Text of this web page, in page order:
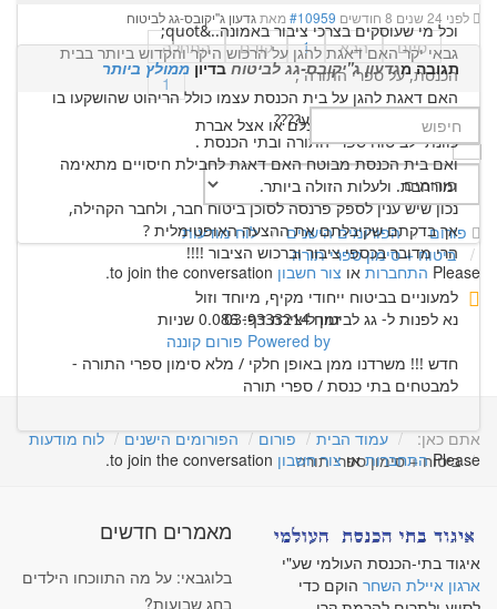
וכל מי שעוסקים בצרכי ציבור באמונה..&quot;
גבאי יקר האם דאגת להגן על הרכוש היקר והקדוש ביותר בבית
הכנסת, על ספרי התורה ,
האם דאגת להגן על בית הכנסת עצמו כולל הריהוט שהושקעו בו
דמים רבים תרתי משמע????
כוונתי לביטוח ספרי התורה ובתי הכנסת .
ואם בית הכנסת מבוטח האם דאגת לחבילת חיסויים מתאימה
ומורחבת. ולעלות הזולה ביותר.
נכון שיש ענין לספק פרנסה לסוכן ביטוח חבר, ולחבר הקהילה,
אך בדקתם שקיבלתם את ההצעה האופטימלית ?
הרי מדובר בכספי ציבור וברכוש הציבור !!!!
למעוניים בביטוח ייחודי מקיף, מיוחד וזול
נא לפנות ל- גג לביטוח 03-9333214
חדש !!! משרדנו ממן באופן חלקי / מלא סימון ספרי התורה -
למבטחים בתי כנסת / ספרי תורה
Please התחברותאוצור חשבון
לפני 24 שנים 8 חודשים #10959מאתגדעון ג''יקובס-גג לביטוח
תגובה מגדעון ג''יקובס-גג לביטוח בדיון ממולץ ביותר
אל תוותרו על ביטוח אצלם או אצל אברת
Please התחברות או צור חשבון
התחלה קודם 1 הבא
סיום
1
פורום הפורומים הישנים
לוח מודעות
ביטוח + סימון ספרי תורה
זמן ליצירת דף: 0.086 שניות
Powered by פורום קוננה
אתם כאן: עמוד הבית פורום הפורומים הישנים
לוח מודעות
ביטוח + סימון ספרי תורה
איגוד בתי-הכנסת העולמי שע"י
ארגון איילת השחר הוקם כדי
מאמרים חדשים
בלוגבאי: על מה התווכחו הילדים
בחג שבועות?